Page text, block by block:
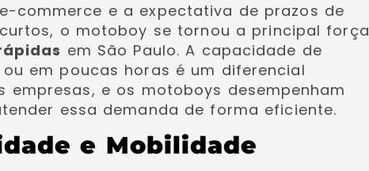
commerce e a expectativa de prazos de
o motoboy se tornou a principal força
em São Paulo. A capacidade de
em poucas horas é um diferencial
e os motoboys desempenham
essa demanda de forma eficiente.
e Mobilidade